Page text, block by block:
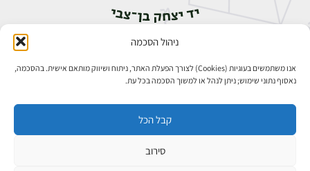
ניהול הסכמה
אנו משתמשים בעוגיות (Cookies) לצורך הפעלת האתר, ניתוח ושיווק מותאם אישית. בהסכמה,
נאסוף נתוני שימוש; ניתן לנהל או למשוך הסכמה בכל עת.
קבל הכל
סירוב
אבן גבירול 14, רחביה, ירושלים